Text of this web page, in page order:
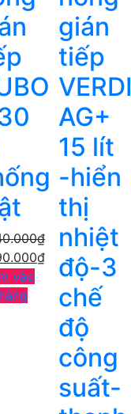
₫
₫
vào
gián
tiếp
AG+
15 lít
-hiển
thị
nhiệt
độ-3
chế
độ
công
suất-